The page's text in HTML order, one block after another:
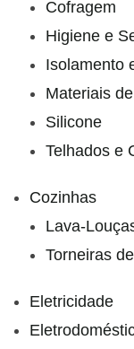
Cofragem
Higiene e
Isolamento
Materiais
Silicone
Telhados e
Cozinhas
Lava-
Torneiras
Eletricidade